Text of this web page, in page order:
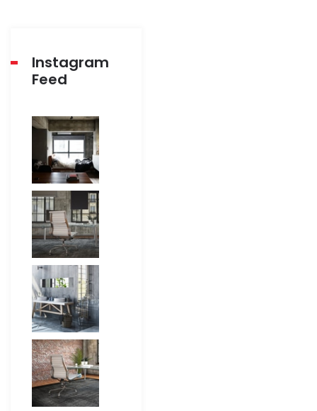
Instagram
Feed